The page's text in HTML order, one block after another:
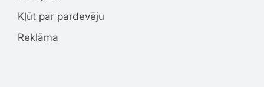
Kļūt par pardevēju
Reklāma